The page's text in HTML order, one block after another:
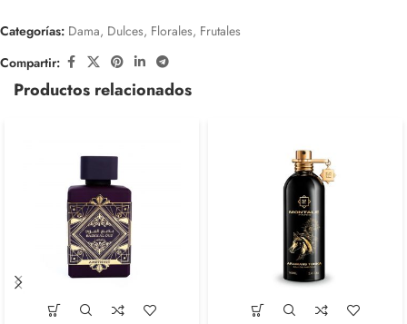
Categorías: Dama, Dulces, Florales, Frutales
Compartir:
Productos relacionados